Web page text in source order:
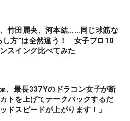
竹田麗央、河本結……同じ球筋な
し方”は全然違う！ 女子プロ10
スイング比べてみた
、最長337Yのドラコン女子が断
トを上げてテークバックするだ
ドスピードが上がります！」